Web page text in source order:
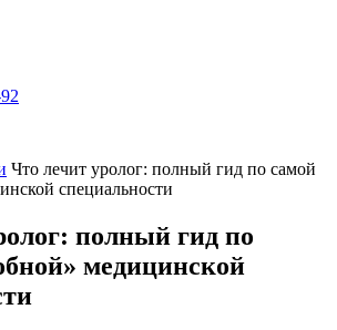
Что лечит уролог: полный гид по самой
специальности
полный гид по
медицинской